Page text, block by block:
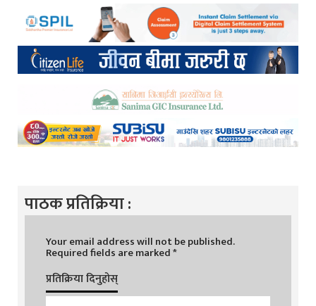
पाठक प्रतिक्रिया :
Your email address will not be published.
Required fields are marked*
प्रतिक्रिया दिनुहोस्